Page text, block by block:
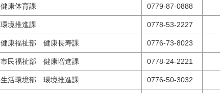
健康体育課 0779-87-0888
環境推進課 0778-53-2227
健康福祉部 健康長寿課 0776-73-8023
市民福祉部 健康増進課 0778-24-2221
生活環境部 環境推進課 0776-50-3032